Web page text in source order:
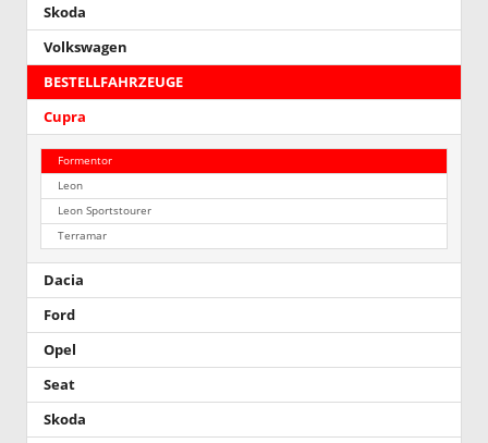
Skoda
Volkswagen
BESTELLFAHRZEUGE
Cupra
Formentor
Leon
Leon Sportstourer
Terramar
Dacia
Ford
Opel
Seat
Skoda